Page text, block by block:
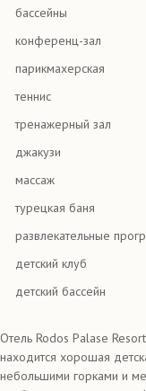
бассейны
конференц-зал
парикмахерская
теннис
тренажерный зал
джакузи
массаж
турецкая баня
развлекательные
детский клуб
детский бассейн
Отель Rodos Palase
находится хорошая
небольшими горками и